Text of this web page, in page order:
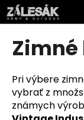
Prejsť
na
obsah
Pri výbere
vybrať z
známych
K
o
o
p
o